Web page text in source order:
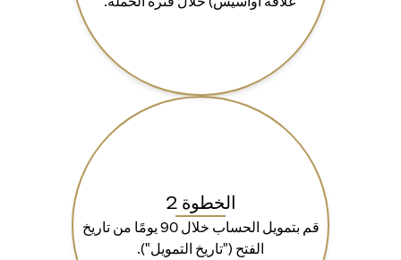
الخطوة 2
قم بتمويل الحساب خلال 90 يومًا من تاريخ
الفتح ("تاريخ التمويل").